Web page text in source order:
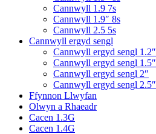
Cannwyll 1.9 7s
Cannwyll 1.9″ 8s
Cannwyll 2.5 5s
Cannwyll ergyd sengl
Cannwyll ergyd sengl 1.2″
Cannwyll ergyd sengl 1.5″
Cannwyll ergyd sengl 2″
Cannwyll ergyd sengl 2.5″
Ffynnon Llwyfan
Olwyn a Rhaeadr
Cacen 1.3G
Cacen 1.4G